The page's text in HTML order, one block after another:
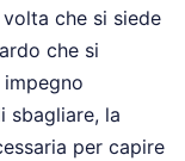
che si siede
che si
sbagliare, la
per capire